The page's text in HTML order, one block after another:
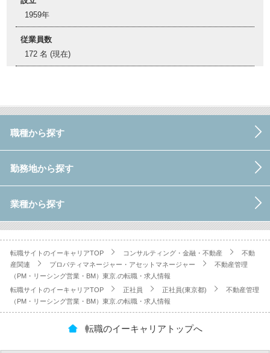
1959年
従業員数
172 名 (現在)
職種から探す
勤務地から探す
業種から探す
転職サイトのイーキャリアTOP コンサルティング・金融・不動産
不動
産関連
プロパティマネージャー・アセットマネージャー
不動産管理
（PM・リーシング営業・BM）東京.の転職・求人情報
転職サイトのイーキャリアTOP
正社員 正社員(東京都)
不動産管理
（PM・リーシング営業・BM）東京.の転職・求人情報
転職のイーキャリアトップへ